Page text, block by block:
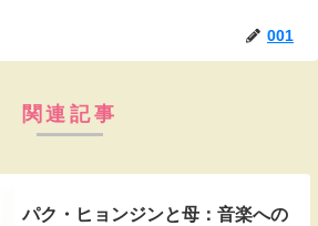
001
関連記事
パク・ヒョンジンと母：音楽への